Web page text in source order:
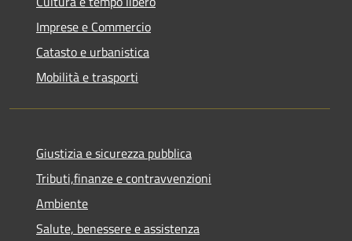
Imprese e Commercio
Catasto e urbanistica
Mobilità e trasporti
Giustizia e sicurezza pubblica
Tributi,finanze e contravvenzioni
Ambiente
Salute, benessere e assistenza